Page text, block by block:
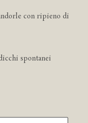
con ripieno di
spontanei